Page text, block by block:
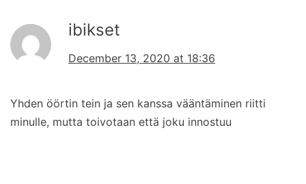
ibikset
December 13, 2020 at 18:36
Yhden öörtin tein ja sen kanssa vääntäminen riitti
minulle, mutta toivotaan että joku innostuu